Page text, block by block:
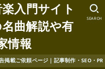
入門サイト
名曲解説や有
情報
掲載ご依頼ページ｜記事制作・SEO・
SEARCH